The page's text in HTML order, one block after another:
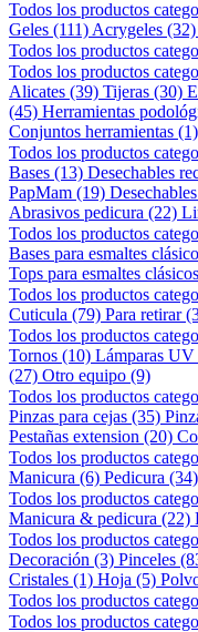
Todos los productos
Geles (111) Acrygeles (32)
Todos los productos
Todos los productos
Alicates (39) Tijeras (30)
(45) Herramientas
Conjuntos herramientas (1)
Todos los productos
Bases (13) Desechables
PapMam (19)
Abrasivos pedicura (22)
Todos los productos
Bases para esmaltes
Tops para esmaltes
Todos los productos
Cuticula (79) Para retirar
Todos los productos
Tornos (10) Lámparas
(27) Otro equipo (9)
Todos los productos
Pinzas para cejas (35)
Pestañas extension (20)
Todos los productos
Manicura (6) Pedicura (34)
Todos los productos
Manicura & pedicura (22)
Todos los productos
Decoración (3) Pinceles
Cristales (1) Hoja (5)
Todos los productos
Todos los productos